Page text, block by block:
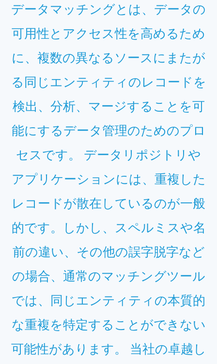
データマッチングとは、データの
可用性とアクセス性を高めるため
に、複数の異なるソースにまたが
る同じエンティティのレコードを
検出、分析、マージすることを可
能にするデータ管理のためのプロ
セスです。 データリポジトリや
アプリケーションには、重複した
レコードが散在しているのが一般
的です。しかし、スペルミスや名
前の違い、その他の誤字脱字など
の場合、通常のマッチングツール
では、同じエンティティの本質的
な重複を特定することができない
可能性があります。 当社の卓越し